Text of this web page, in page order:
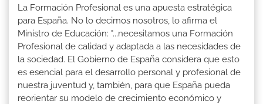
La Formación Profesional es una apuesta estratégica
para España. No lo decimos nosotros, lo afirma el
Ministro de Educación: "...necesitamos una Formación
Profesional de calidad y adaptada a las necesidades de
la sociedad. El Gobierno de España considera que esto
es esencial para el desarrollo personal y profesional de
nuestra juventud y, también, para que España pueda
reorientar su modelo de crecimiento económico y